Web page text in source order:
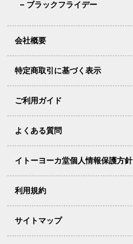
ブラックフライデー
会社概要
特定商取引に基づく表示
ご利用ガイド
よくある質問
イトーヨーカ堂個人情報保護方針
利用規約
サイトマップ